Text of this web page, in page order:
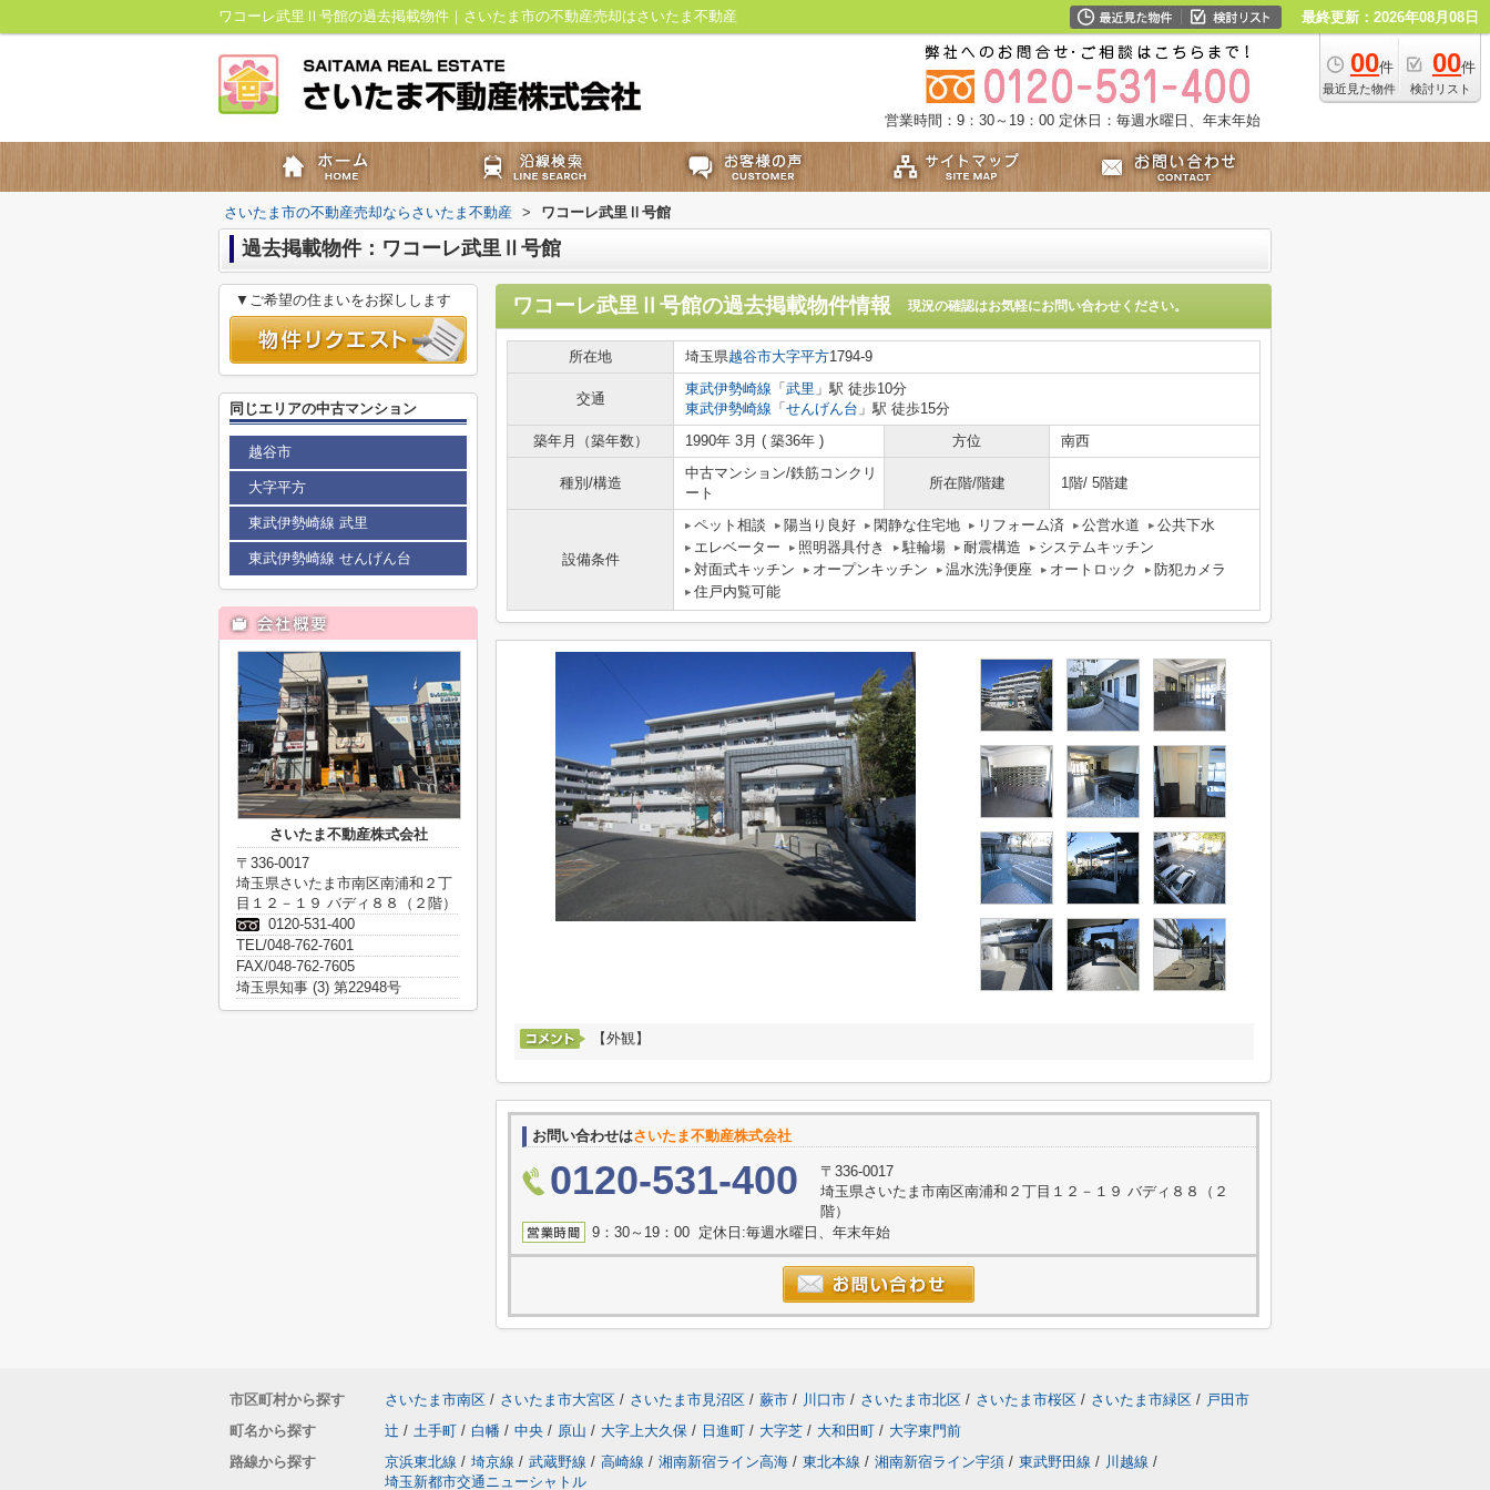
ワコーレ武里Ⅱ号館の過去掲載物件｜さいたま市の不動産売却はさいたま不動産 最終更新：2026年08月08日
00件
最近見た物件
00件
検討リスト
営業時間：9：30～19：00 定休日：毎週水曜日、年末年始
さいたま市の不動産売却ならさいたま不動産 > ワコーレ武里Ⅱ号館
過去掲載物件：ワコーレ武里Ⅱ号館
ワコーレ武里Ⅱ号館の過去掲載物件情報 現況の確認はお気軽にお問い合わせください。
所在地 埼玉県越谷市大字平方1794-9
交通
東武伊勢崎線 「 武里 」駅 徒歩10分
東武伊勢崎線 「 せんげん台 」駅 徒歩15分
築年月（築年数）
1990年 3月 ( 築36年 ) 方位 南西
種別/構造
中古マンション/鉄筋コンクリ
ート
所在階/階建 1階/ 5階建
設備条件
ペット相談 陽当り良好 閑静な住宅地 リフォーム済 公営水道
公共下水
エレベーター
照明器具付き 駐輪場 耐震構造
システムキッチン
対面式キッチン
オープンキッチン 温水洗浄便座 オートロック
防犯カメラ
住戸内覧可能
【外観】
お問い合わせはさいたま不動産株式会社
0120-531-400
〒336-0017
埼玉県さいたま市南区南浦和２丁目１２－１９ バディ８８（２
階）
9：30～19：00 定休日:毎週水曜日、年末年始
▼ご希望の住まいをお探しします
同じエリアの中古マンション
越谷市
大字平方
東武伊勢崎線 武里
東武伊勢崎線 せんげん台
さいたま不動産株式会社
〒336-0017
埼玉県さいたま市南区南浦和２丁
目１２－１９ バディ８８（２階）
0120-531-400
TEL/048-762-7601
FAX/048-762-7605
埼玉県知事 (3) 第22948号
市区町村から探す さいたま市南区 / さいたま市大宮区 / さいたま市見沼区 / 蕨市 / 川口市 / さいたま市北区 / さいたま市桜区 / さいたま市緑区 / 戸田市
町名から探す
辻 / 土手町 / 白幡 / 中央 / 原山 / 大字上大久保 / 日進町 / 大字芝 / 大和田町 / 大字東門前
路線から探す
京浜東北線 / 埼京線 / 武蔵野線 / 高崎線 / 湘南新宿ライン高海 / 東北本線 / 湘南新宿ライン宇須 / 東武野田線 / 川越線 /
埼玉新都市交通ニューシャトル